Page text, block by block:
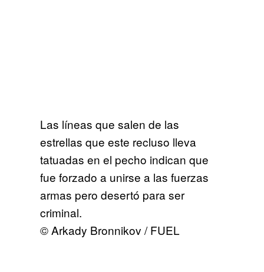
Las líneas que salen de las
estrellas que este recluso lleva
tatuadas en el pecho indican que
fue forzado a unirse a las fuerzas
armas pero desertó para ser
criminal.
© Arkady Bronnikov / FUEL